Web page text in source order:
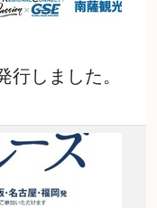
しました。